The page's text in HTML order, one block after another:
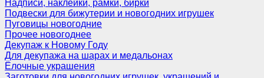
Надписи, наклейки, рамки, бирки
Подвески для бижутерии и новогодних игрушек
Пуговицы новогодние
Прочее новогоднее
Декупаж к Новому Году
Для декупажа на шарах и медальонах
Ёлочные украшения